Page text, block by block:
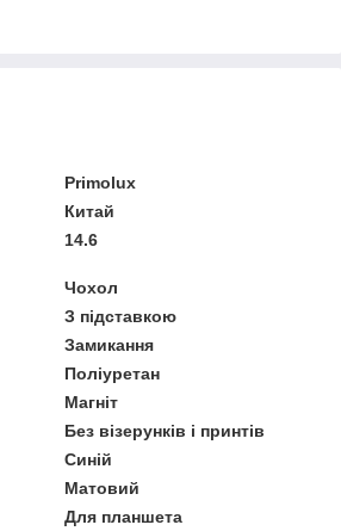
Primolux
Китай
14.6
Чохол
З підставкою
Замикання
Поліуретан
Магніт
Без візерунків і принтів
Синій
Матовий
Для планшета